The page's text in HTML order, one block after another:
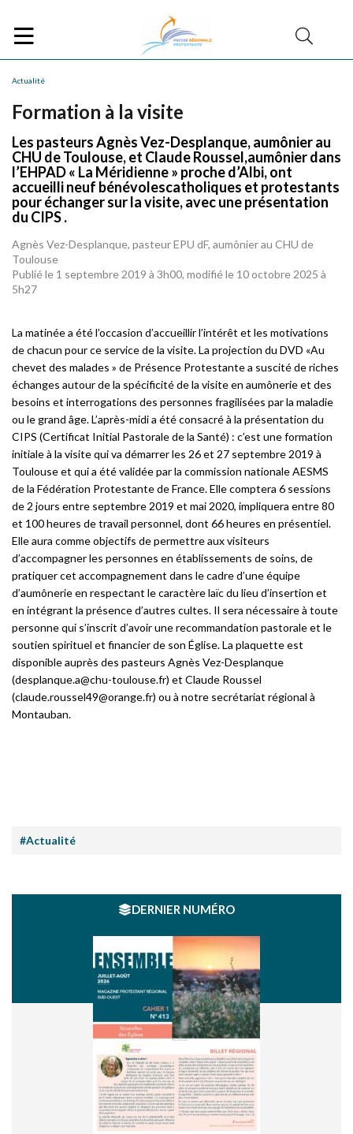
Actualité
Formation à la visite
Les pasteurs Agnès Vez-Desplanque, aumônier au
CHU de Toulouse, et Claude Roussel,aumônier dans
l’EHPAD « La Méridienne » proche d’Albi, ont
accueilli neuf bénévolescatholiques et protestants
pour échanger sur la visite, avec une présentation
du CIPS .
Agnès Vez-Desplanque, pasteur EPU dF, aumônier au CHU de
Toulouse
Publié le 1 septembre 2019 à 3h00, modifié le 10 octobre 2025 à
5h27
La matinée a été l’occasion d’accueillir l’intérêt et les motivations
de chacun pour ce service de la visite. La projection du DVD «Au
chevet des malades » de Présence Protestante a suscité de riches
échanges autour de la spécificité de la visite en aumônerie et des
besoins et interrogations des personnes fragilisées par la maladie
ou le grand âge. L’après-midi a été consacré à la présentation du
CIPS (Certificat Initial Pastorale de la Santé) : c’est une formation
initiale à la visite qui va démarrer les 26 et 27 septembre 2019 à
Toulouse et qui a été validée par la commission nationale AESMS
de la Fédération Protestante de France. Elle comptera 6 sessions
de 2 jours entre septembre 2019 et mai 2020, impliquera entre 80
et 100 heures de travail personnel, dont 66 heures en présentiel.
Elle aura comme objectifs de permettre aux visiteurs
d’accompagner les personnes en établissements de soins, de
pratiquer cet accompagnement dans le cadre d’une équipe
d’aumônerie en respectant le caractère laïc du lieu d’insertion et
en intégrant la présence d’autres cultes. Il sera nécessaire à toute
personne qui s’inscrit d’avoir une recommandation pastorale et le
soutien spirituel et financier de son Église. La plaquette est
disponible auprès des pasteurs Agnès Vez-Desplanque
(desplanque.a@chu-toulouse.fr) et Claude Roussel
(claude.roussel49@orange.fr) ou à notre secrétariat régional à
Montauban.
#Actualité
DERNIER NUMÉRO